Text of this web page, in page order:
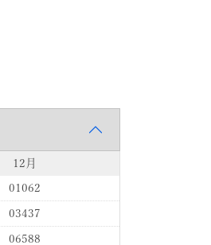
12月
01062
03437
06588